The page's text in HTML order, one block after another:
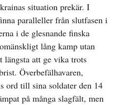
situation prekär. I
paralleller från slutfasen i
i de glesnande finska
lång kamp utan
längsta att ge vika trots
Överbefälhavaren,
ord till sina soldater den 14
på många slagfält, men